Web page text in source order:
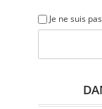
Je ne suis